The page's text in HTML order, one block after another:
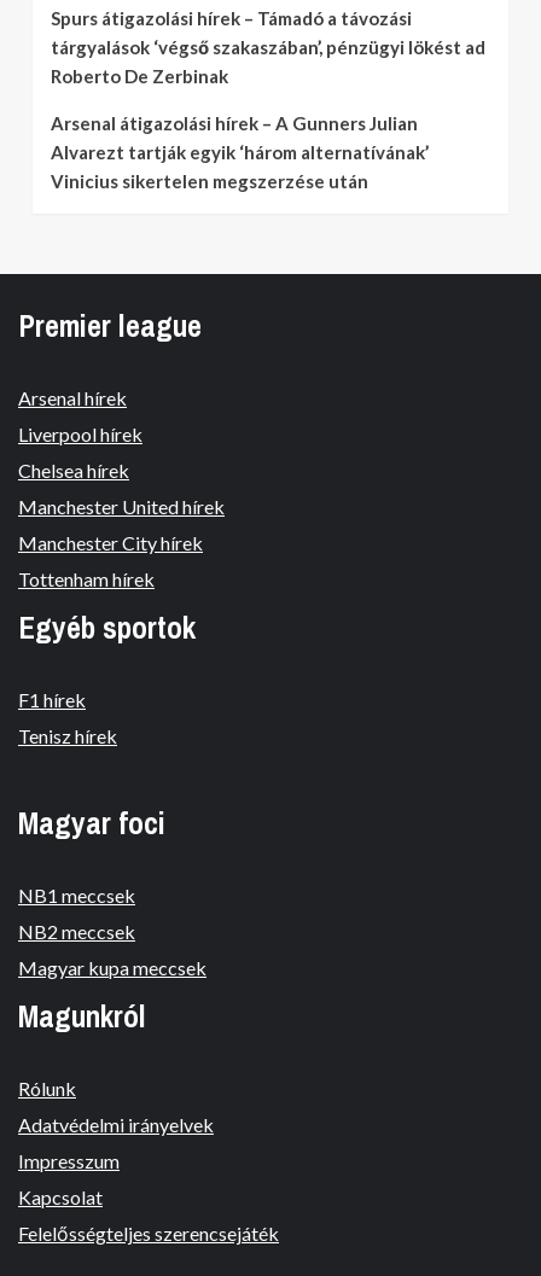
Spurs átigazolási hírek – Támadó a távozási
tárgyalások ‘végső szakaszában’, pénzügyi lökést ad
Roberto De Zerbinak
Arsenal átigazolási hírek – A Gunners Julian
Alvarezt tartják egyik ‘három alternatívának’
Vinicius sikertelen megszerzése után
Premier league
Arsenal hírek
Liverpool hírek
Chelsea hírek
Manchester United hírek
Manchester City hírek
Tottenham hírek
Egyéb sportok
F1 hírek
Tenisz hírek
Magyar foci
NB1 meccsek
NB2 meccsek
Magyar kupa meccsek
Magunkról
Rólunk
Adatvédelmi irányelvek
Impresszum
Kapcsolat
Felelősségteljes szerencsejáték